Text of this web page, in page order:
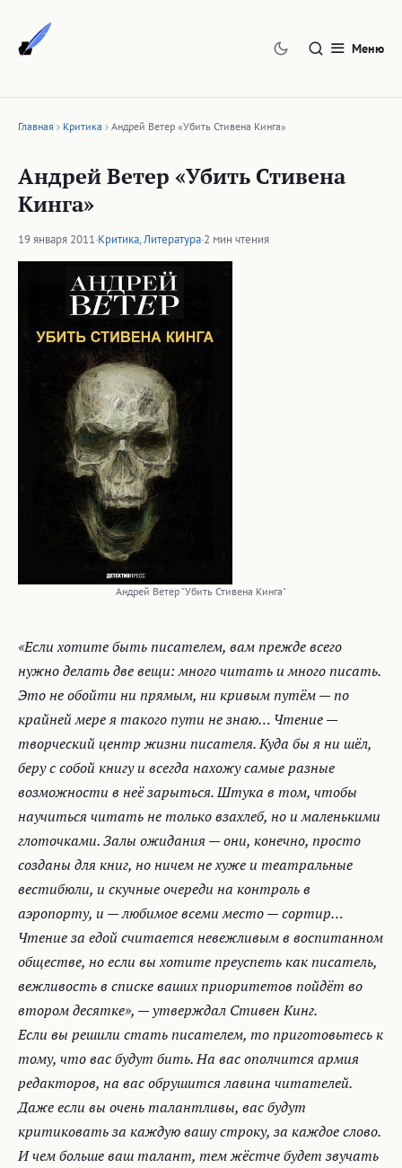
содержимому
Меню
Главная Критика Андрей Ветер «Убить Стивена Кинга»
Андрей Ветер «Убить Стивена
Кинга»
19 января 2011·Критика,Литература·2 мин чтения
Андрей Ветер "Убить Стивена Кинга"
«Если хотите быть писателем, вам прежде всего
нужно делать две вещи: много читать и много писать.
Это не обойти ни прямым, ни кривым путём — по
крайней мере я такого пути не знаю… Чтение —
творческий центр жизни писателя. Куда бы я ни шёл,
беру с собой книгу и всегда нахожу самые разные
возможности в неё зарыться. Штука в том, чтобы
научиться читать не только взахлеб, но и маленькими
глоточками. Залы ожидания — они, конечно, просто
созданы для книг, но ничем не хуже и театральные
вестибюли, и скучные очереди на контроль в
аэропорту, и — любимое всеми место — сортир…
Чтение за едой считается невежливым в воспитанном
обществе, но если вы хотите преуспеть как писатель,
вежливость в списке ваших приоритетов пойдёт во
втором десятке», — утверждал Стивен Кинг.
Если вы решили стать писателем, то приготовьтесь к
тому, что вас будут бить. На вас ополчится армия
редакторов, на вас обрушится лавина читателей.
Даже если вы очень талантливы, вас будут
критиковать за каждую вашу строку, за каждое слово.
И чем больше ваш талант, тем жёстче будет звучать